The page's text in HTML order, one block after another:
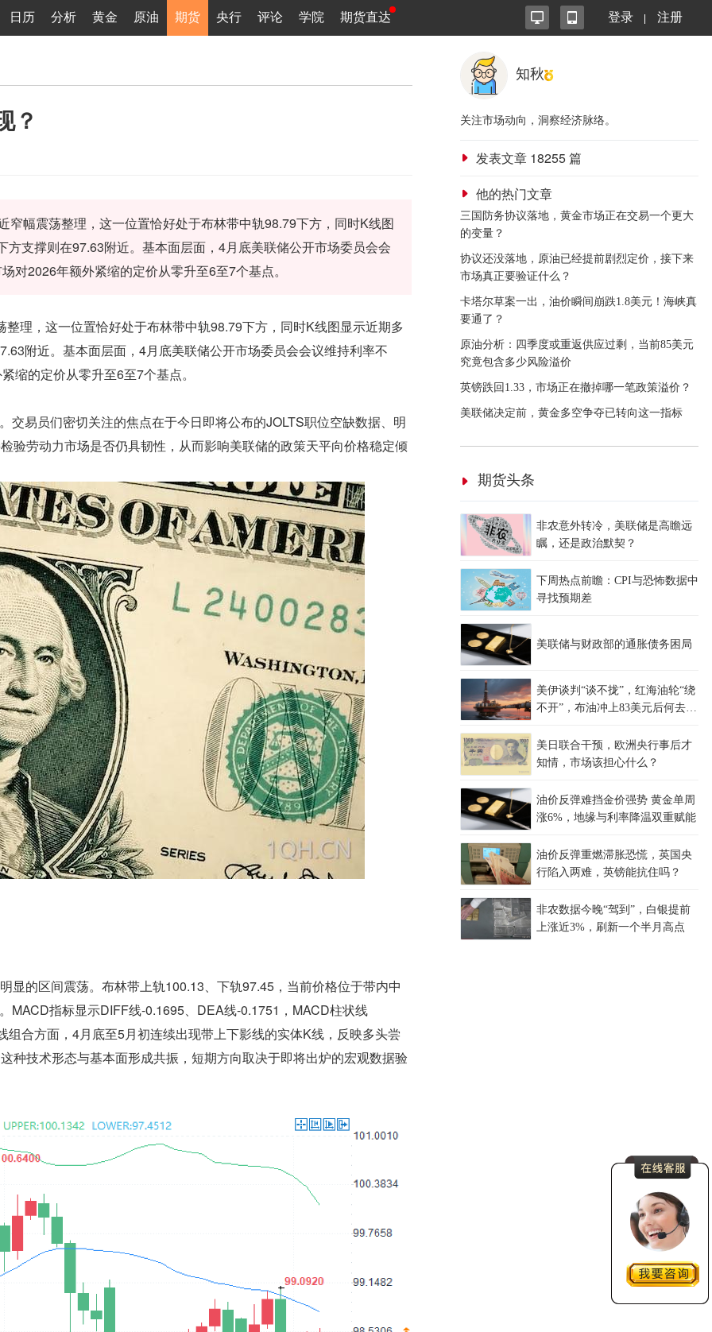
日历 分析 黄金 原油 期货 央行 评论 学院 期货直达 登录 注册
？
窄幅震荡整理，这一位置恰好处于布林带中轨98.79下方，同时K线图
支撑则在97.63附近。基本面层面，4月底美联储公开市场委员会会
对2026年额外紧缩的定价从零升至6至7个基点。
理，这一位置恰好处于布林带中轨98.79下方，同时K线图显示近期多
附近。基本面层面，4月底美联储公开市场委员会会议维持利率不
缩的定价从零升至6至7个基点。
易员们密切关注的焦点在于今日即将公布的JOLTS职位空缺数据、明
验劳动力市场是否仍具韧性，从而影响美联储的政策天平向价格稳定倾
显的区间震荡。布林带上轨100.13、下轨97.45，当前价格位于带内中
MACD指标显示DIFF线-0.1695、DEA线-0.1751，MACD柱状线
合方面，4月底至5月初连续出现带上下影线的实体K线，反映多头尝
种技术形态与基本面形成共振，短期方向取决于即将出炉的宏观数据验
知秋
关注市场动向，洞察经济脉络。
发表文章 18255篇
他的热门文章
三国防务协议落地，黄金市场正在交易一个更大
的变量？
协议还没落地，原油已经提前剧烈定价，接下来
市场真正要验证什么？
卡塔尔草案一出，油价瞬间崩跌1.8美元！海峡真
要通了？
原油分析：四季度或重返供应过剩，当前85美元
究竟包含多少风险溢价
英镑跌回1.33，市场正在撤掉哪一笔政策溢价？
美联储决定前，黄金多空争夺已转向这一指标
期货头条
非农意外转冷，美联储是高瞻远
瞩，还是政治默契？
下周热点前瞻：CPI与恐怖数据中
寻找预期差
美联储与财政部的通胀债务困局
美伊谈判“谈不拢”，红海油轮“绕
不开”，布油冲上83美元后何去何
美日联合干预，欧洲央行事后才
知情，市场该担心什么？
油价反弹难挡金价强势 黄金单周
涨6%，地缘与利率降温双重赋能
油价反弹重燃滞胀恐慌，英国央
行陷入两难，英镑能抗住吗？
非农数据今晚“驾到”，白银提前
上涨近3%，刷新一个半月高点